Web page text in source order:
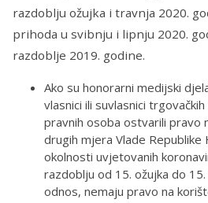
razdoblju ožujka i travnja 2020.
prihoda u svibnju i lipnju 2020.
razdoblje 2019. godine.
Ako su honorarni medijski
vlasnici ili suvlasnici
pravnih osoba ostvarili pravo
drugih mjera Vlade
okolnosti uvjetovanih
razdoblju od 15. ožujka do
odnos, nemaju pravo na